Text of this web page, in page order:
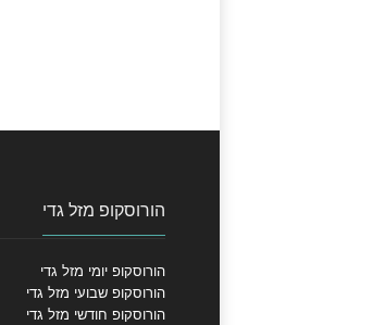
הורוסקופ מזל גדי
הורוסקופ יומי מזל גדי
הורוסקופ שבועי מזל גדי
הורוסקופ חודשי מזל גדי